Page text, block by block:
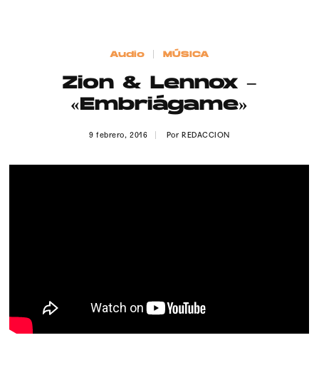
Publicidad
Audio MÚSICA
Zion & Lennox –
«Embriágame»
9 febrero, 2016 PorREDACCION